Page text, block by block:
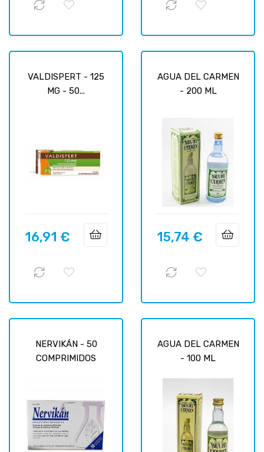
VALDISPERT - 125
MG - 50...
Precio
16,91 €
AGUA DEL CARMEN
- 200 ML
Precio
15,74 €
NERVIKÁN - 50
COMPRIMIDOS
AGUA DEL CARMEN
- 100 ML